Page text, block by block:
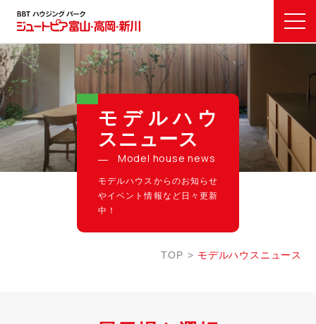
モデルハウ
スニュース
Model house news
モデルハウスからのお知らせ
やイベント情報など日々更新
中！
TOP モデルハウスニュース